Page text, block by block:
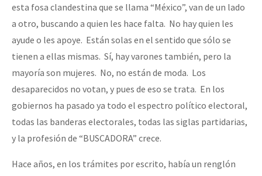
esta fosa clandestina que se llama “México”, van de un lado
a otro, buscando a quien les hace falta. No hay quien les
ayude o les apoye. Están solas en el sentido que sólo se
tienen a ellas mismas. Sí, hay varones también, pero la
mayoría son mujeres. No, no están de moda. Los
desaparecidos no votan, y pues de eso se trata. En los
gobiernos ha pasado ya todo el espectro político electoral,
todas las banderas electorales, todas las siglas partidarias,
y la profesión de “BUSCADORA” crece.
Hace años, en los trámites por escrito, había un renglón